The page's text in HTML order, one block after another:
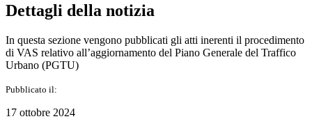
Dettagli della notizia
In questa sezione vengono pubblicati gli atti inerenti il procedimento
di VAS relativo all’aggiornamento del Piano Generale del Traffico
Urbano (PGTU)
Pubblicato il:
17 ottobre 2024